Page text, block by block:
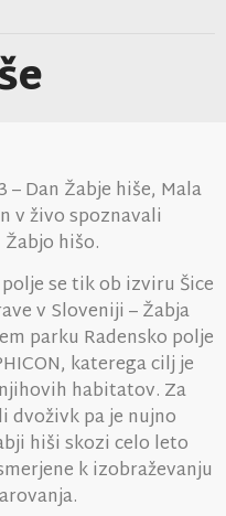
– Dan Žabje hiše, Mala
v živo spoznavali
hišo.
se tik ob izviru Šice
v Sloveniji – Žabja
parku Radensko polje
katerega cilj je
habitatov. Za
dvoživk pa je nujno
hiši skozi celo leto
k izobraževanju